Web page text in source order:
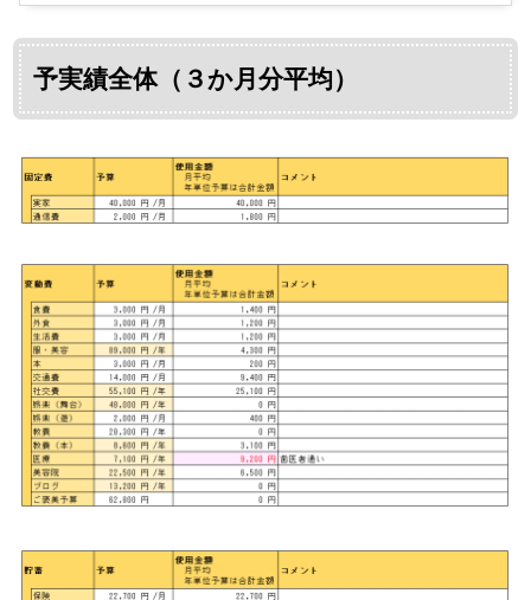
予実績全体（３か月分平均）